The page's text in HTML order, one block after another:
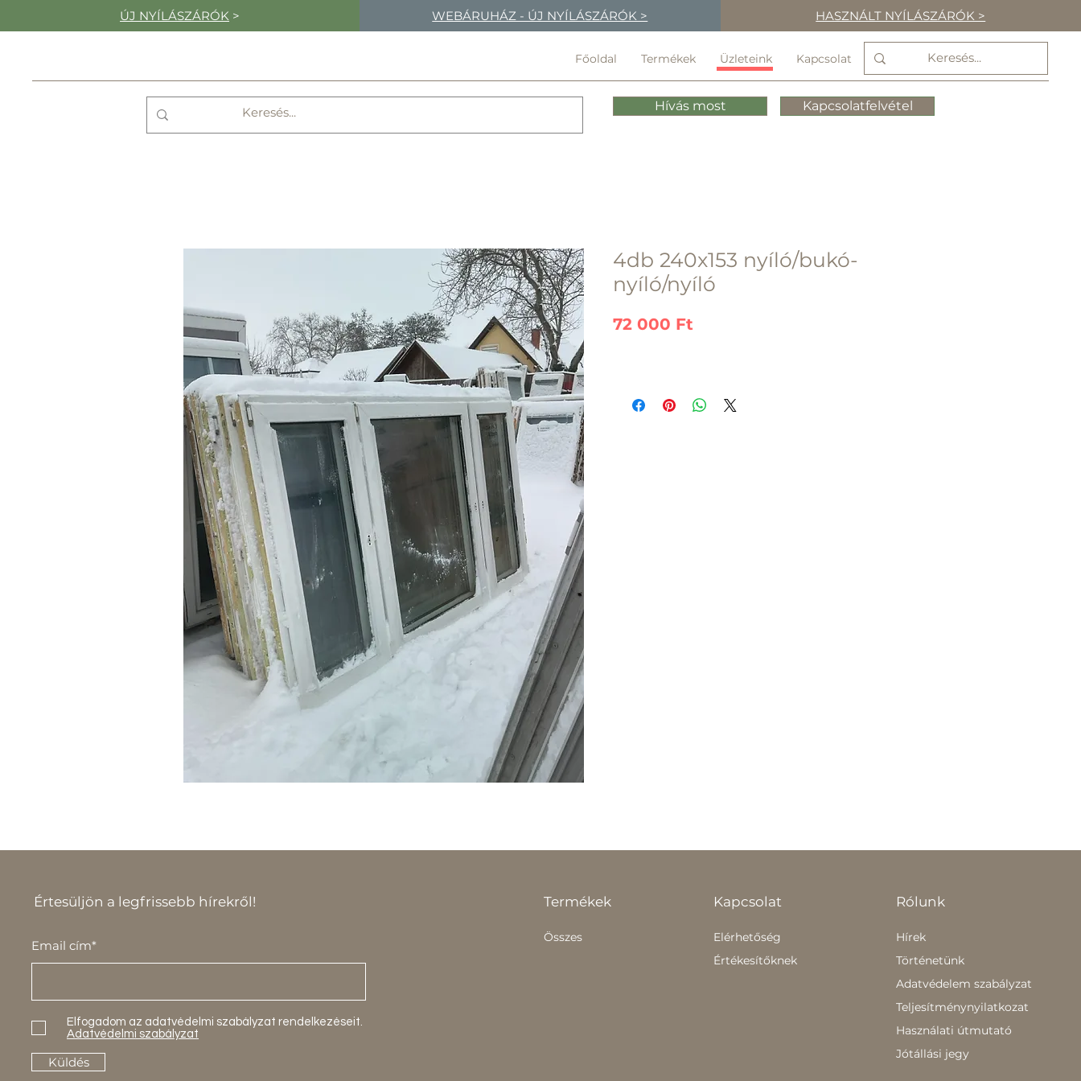
ÚJ NYÍLÁSZÁRÓK > WEBÁRUHÁZ - ÚJ NYÍLÁSZÁRÓK > HASZNÁLT NYÍLÁSZÁRÓK >
Főoldal Termékek Üzleteink Kapcsolat
Hívás most Kapcsolatfelvétel
4db 240x153 nyíló/bukó-
nyíló/nyíló
72 000 Ft
Értesüljön a legfrissebb hírekről!
Email cím*
Elfogadom az adatvédelmi szabályzat rendelkezéseit.
Adatvédelmi szabályzat
Küldés
Termékek
Összes
Kapcsolat
Elérhetőség
Értékesítőknek
Rólunk
Hírek
Történetünk
Adatvédelem szabályzat
Teljesítménynyilatkozat
Használati útmutató
Jótállási jegy